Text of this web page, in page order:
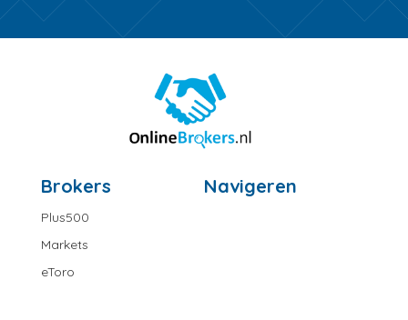
Brokers
Plus500
Markets
eToro
Navigeren